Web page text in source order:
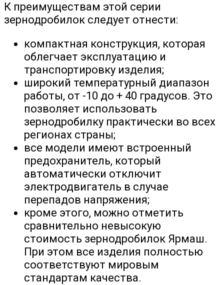
К преимуществам этой серии
зернодробилок следует отнести:
компактная конструкция, которая
облегчает эксплуатацию и
транспортировку изделия;
широкий температурный диапазон
работы, от -10 до + 40 градусов. Это
позволяет использовать
зернодробилку практически во всех
регионах страны;
все модели имеют встроенный
предохранитель, который
автоматически отключит
электродвигатель в случае
перепадов напряжения;
кроме этого, можно отметить
сравнительно невысокую
стоимость зернодробилок Ярмаш.
При этом все изделия полностью
соответствуют мировым
стандартам качества.